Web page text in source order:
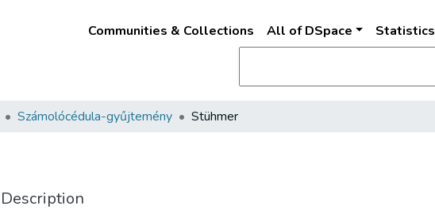
Communities & Collections All of DSpace Statistics
Számolócédula-gyűjtemény Stühmer
Description